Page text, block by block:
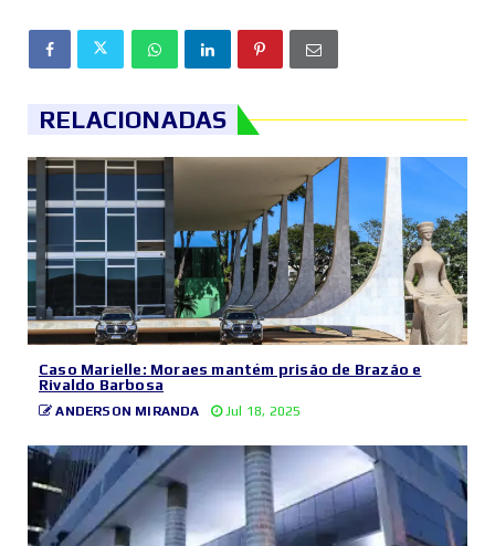
RELACIONADAS
Caso Marielle: Moraes mantém prisão de Brazão e
Rivaldo Barbosa
ANDERSON MIRANDA Jul 18, 2025